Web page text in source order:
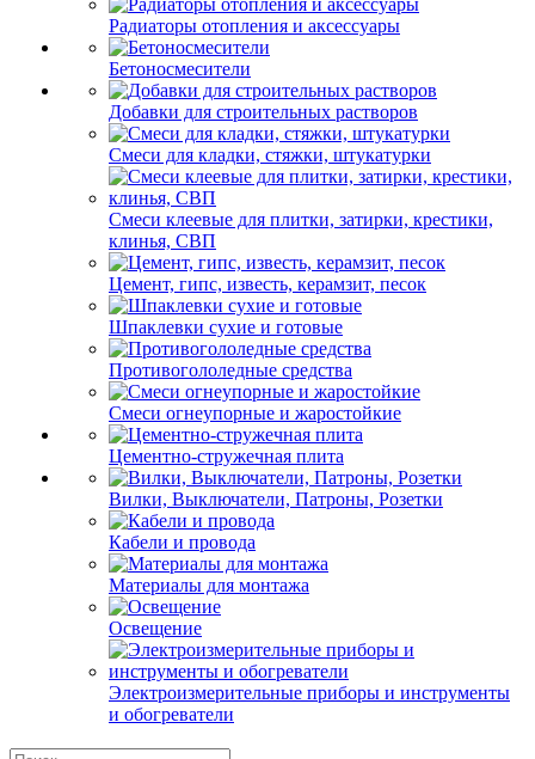
Радиаторы отопления и аксессуары
Бетоносмесители
Добавки для строительных растворов
Смеси для кладки, стяжки, штукатурки
Смеси клеевые для плитки, затирки, крестики,
клинья, СВП
Цемент, гипс, известь, керамзит, песок
Шпаклевки сухие и готовые
Противогололедные средства
Смеси огнеупорные и жаростойкие
Цементно-стружечная плита
Вилки, Выключатели, Патроны, Розетки
Кабели и провода
Материалы для монтажа
Освещение
Электроизмерительные приборы и инструменты
и обогреватели